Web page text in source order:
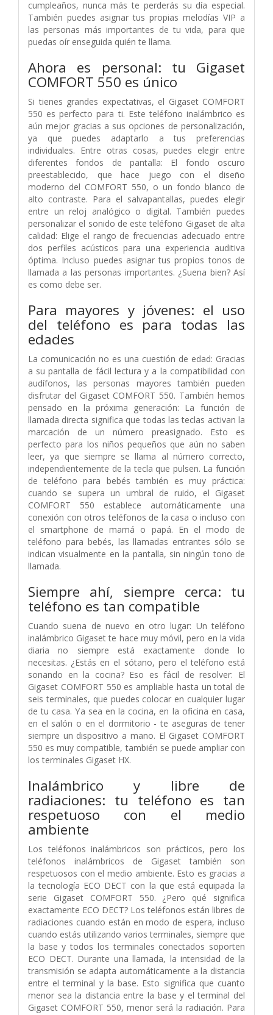
cumpleaños, nunca más te perderás su día especial.
También puedes asignar tus propias melodías VIP a
las personas más importantes de tu vida, para que
puedas oír enseguida quién te llama.
Ahora es personal: tu Gigaset
COMFORT 550 es único
Si tienes grandes expectativas, el Gigaset COMFORT
550 es perfecto para ti. Este teléfono inalámbrico es
aún mejor gracias a sus opciones de personalización,
ya que puedes adaptarlo a tus preferencias
individuales. Entre otras cosas, puedes elegir entre
diferentes fondos de pantalla: El fondo oscuro
preestablecido, que hace juego con el diseño
moderno del COMFORT 550, o un fondo blanco de
alto contraste. Para el salvapantallas, puedes elegir
entre un reloj analógico o digital. También puedes
personalizar el sonido de este teléfono Gigaset de alta
calidad: Elige el rango de frecuencias adecuado entre
dos perfiles acústicos para una experiencia auditiva
óptima. Incluso puedes asignar tus propios tonos de
llamada a las personas importantes. ¿Suena bien? Así
es como debe ser.
Para mayores y jóvenes: el uso
del teléfono es para todas las
edades
La comunicación no es una cuestión de edad: Gracias
a su pantalla de fácil lectura y a la compatibilidad con
audífonos, las personas mayores también pueden
disfrutar del Gigaset COMFORT 550. También hemos
pensado en la próxima generación: La función de
llamada directa significa que todas las teclas activan la
marcación de un número preasignado. Esto es
perfecto para los niños pequeños que aún no saben
leer, ya que siempre se llama al número correcto,
independientemente de la tecla que pulsen. La función
de teléfono para bebés también es muy práctica:
cuando se supera un umbral de ruido, el Gigaset
COMFORT 550 establece automáticamente una
conexión con otros teléfonos de la casa o incluso con
el smartphone de mamá o papá. En el modo de
teléfono para bebés, las llamadas entrantes sólo se
indican visualmente en la pantalla, sin ningún tono de
llamada.
Siempre ahí, siempre cerca: tu
teléfono es tan compatible
Cuando suena de nuevo en otro lugar: Un teléfono
inalámbrico Gigaset te hace muy móvil, pero en la vida
diaria no siempre está exactamente donde lo
necesitas. ¿Estás en el sótano, pero el teléfono está
sonando en la cocina? Eso es fácil de resolver: El
Gigaset COMFORT 550 es ampliable hasta un total de
seis terminales, que puedes colocar en cualquier lugar
de tu casa. Ya sea en la cocina, en la oficina en casa,
en el salón o en el dormitorio - te aseguras de tener
siempre un dispositivo a mano. El Gigaset COMFORT
550 es muy compatible, también se puede ampliar con
los terminales Gigaset HX.
Inalámbrico y libre de
radiaciones: tu teléfono es tan
respetuoso con el medio
ambiente
Los teléfonos inalámbricos son prácticos, pero los
teléfonos inalámbricos de Gigaset también son
respetuosos con el medio ambiente. Esto es gracias a
la tecnología ECO DECT con la que está equipada la
serie Gigaset COMFORT 550. ¿Pero qué significa
exactamente ECO DECT? Los teléfonos están libres de
radiaciones cuando están en modo de espera, incluso
cuando estás utilizando varios terminales, siempre que
la base y todos los terminales conectados soporten
ECO DECT. Durante una llamada, la intensidad de la
transmisión se adapta automáticamente a la distancia
entre el terminal y la base. Esto significa que cuanto
menor sea la distancia entre la base y el terminal del
Gigaset COMFORT 550, menor será la radiación. Para